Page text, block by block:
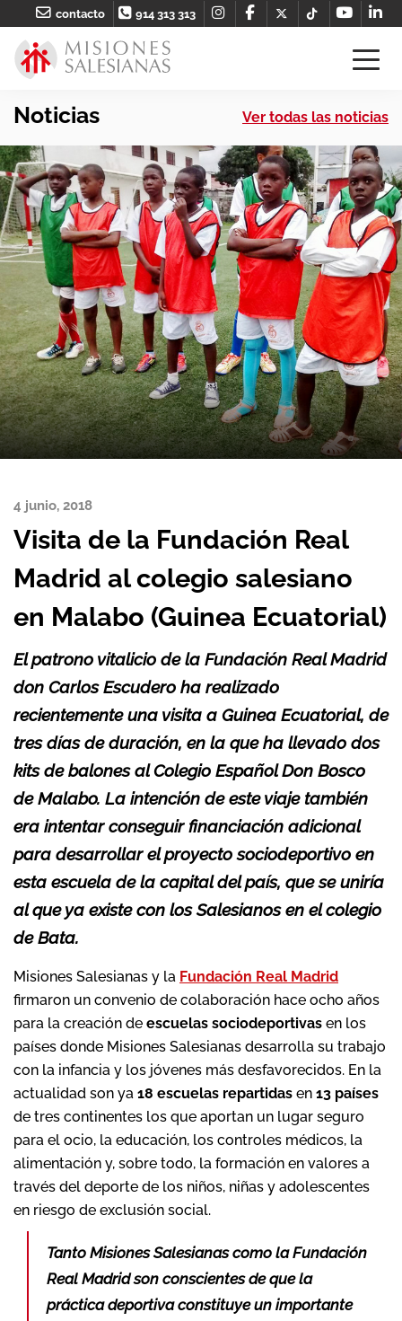
contacto 914 313 313
Noticias Ver todas las noticias
4 junio, 2018
Visita de la Fundación Real
Madrid al colegio salesiano
en Malabo (Guinea Ecuatorial)
El patrono vitalicio de la Fundación Real Madrid
don Carlos Escudero ha realizado
recientemente una visita a Guinea Ecuatorial, de
tres días de duración, en la que ha llevado dos
kits de balones al Colegio Español Don Bosco
de Malabo. La intención de este viaje también
era intentar conseguir financiación adicional
para desarrollar el proyecto sociodeportivo en
esta escuela de la capital del país, que se uniría
al que ya existe con los Salesianos en el colegio
de Bata.
Misiones Salesianas y la Fundación Real Madrid
firmaron un convenio de colaboración hace ocho años
para la creación de escuelas sociodeportivas en los
países donde Misiones Salesianas desarrolla su trabajo
con la infancia y los jóvenes más desfavorecidos. En la
actualidad son ya 18 escuelas repartidas en 13 países
de tres continentes los que aportan un lugar seguro
para el ocio, la educación, los controles médicos, la
alimentación y, sobre todo, la formación en valores a
través del deporte de los niños, niñas y adolescentes
en riesgo de exclusión social.
Tanto Misiones Salesianas como la Fundación
Real Madrid son conscientes de que la
práctica deportiva constituye un importante